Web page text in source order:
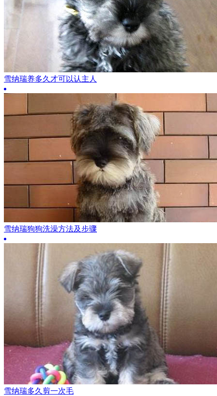
雪纳瑞养多久才可以认主人
雪纳瑞狗狗洗澡方法及步骤
雪纳瑞多久剪一次毛